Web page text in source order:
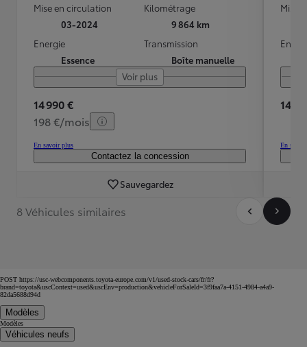
Mise en circulation
03-2024
Kilométrage
9 864 km
Energie
Essence
Transmission
Boîte manuelle
Voir plus
14 990 €
198 €/mois
En savoir plus
Contactez la concession
Sauvegardez
Mise
14
En
8 Véhicules similaires
POST https://usc-webcomponents.toyota-europe.com/v1/used-stock-cars/fr/fr?
brand=toyota&uscContext=used&uscEnv=production&vehicleForSaleId=3f9faa7a-4151-4984-a4a9-
82da5688d94d
Modèles
Modèles
Véhicules neufs